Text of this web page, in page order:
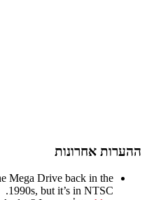
ההערות אחרונות
Mega Drive back in the
1990s, but it’s in NTSC
.